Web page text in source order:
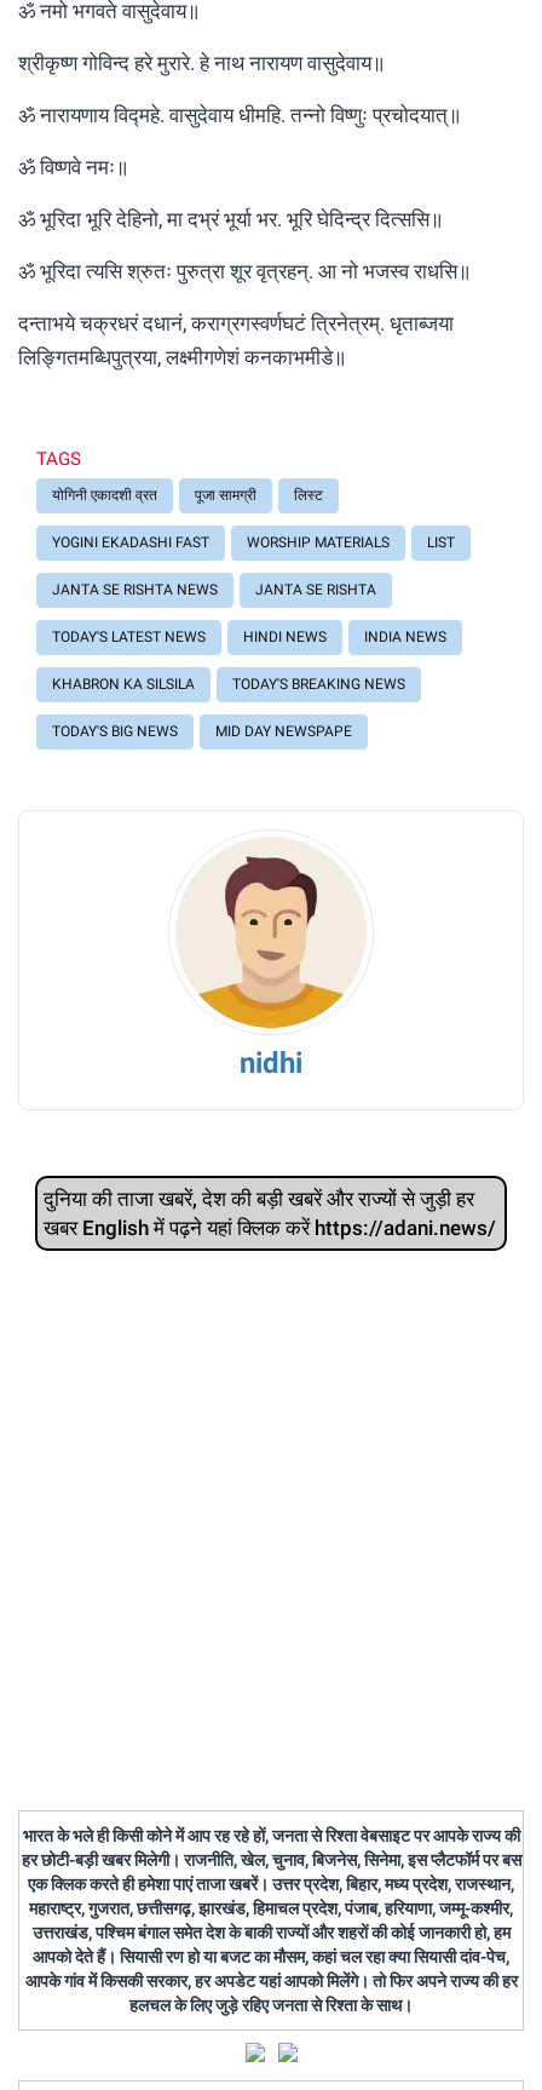
ॐ नमो भगवते वासुदेवाय॥
श्रीकृष्ण गोविन्द हरे मुरारे. हे नाथ नारायण वासुदेवाय॥
ॐ नारायणाय विद्महे. वासुदेवाय धीमहि. तन्नो विष्णुः प्रचोदयात्॥
ॐ विष्णवे नमः॥
ॐ भूरिदा भूरि देहिनो, मा दभ्रं भूर्या भर. भूरि घेदिन्द्र दित्ससि॥
ॐ भूरिदा त्यसि श्रुतः पुरुत्रा शूर वृत्रहन्. आ नो भजस्व राधसि॥
दन्ताभये चक्रधरं दधानं, कराग्रगस्वर्णघटं त्रिनेत्रम्. धृताब्जया
लिङ्गितमब्धिपुत्रया, लक्ष्मीगणेशं कनकाभमीडे॥
TAGS
योगिनी एकादशी व्रत पूजा सामग्री लिस्ट
YOGINI EKADASHI FAST WORSHIP MATERIALS LIST
JANTA SE RISHTA NEWS JANTA SE RISHTA
TODAY'S LATEST NEWS HINDI NEWS INDIA NEWS
KHABRON KA SILSILA TODAY'S BREAKING NEWS
TODAY'S BIG NEWS MID DAY NEWSPAPE
nidhi
दुनिया की ताजा खबरें, देश की बड़ी खबरें और राज्‍यों से जुड़ी हर
खबर English में पढ़ने यहां क्लिक करें https://adani.news/
भारत के भले ही किसी कोने में आप रह रहे हों, जनता से रिश्ता वेबसाइट पर आपके राज्य की
हर छोटी-बड़ी खबर मिलेगी। राजनीति, खेल, चुनाव, बिजनेस, सिनेमा, इस प्लैटफॉर्म पर बस
एक क्लिक करते ही हमेशा पाएं ताजा खबरें। उत्तर प्रदेश, बिहार, मध्य प्रदेश, राजस्थान,
महाराष्ट्र, गुजरात, छत्तीसगढ़, झारखंड, हिमाचल प्रदेश, पंजाब, हरियाणा, जम्मू-कश्मीर,
उत्तराखंड, पश्चिम बंगाल समेत देश के बाकी राज्यों और शहरों की कोई जानकारी हो, हम
आपको देते हैं। सियासी रण हो या बजट का मौसम, कहां चल रहा क्या सियासी दांव-पेच,
आपके गांव में किसकी सरकार, हर अपडेट यहां आपको मिलेंगे। तो फिर अपने राज्य की हर
हलचल के लिए जुड़े रहिए जनता से रिश्ता के साथ।